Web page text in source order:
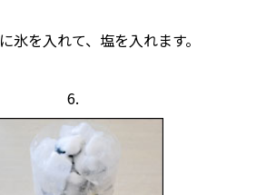
に氷を入れて、塩を入れます。
6.